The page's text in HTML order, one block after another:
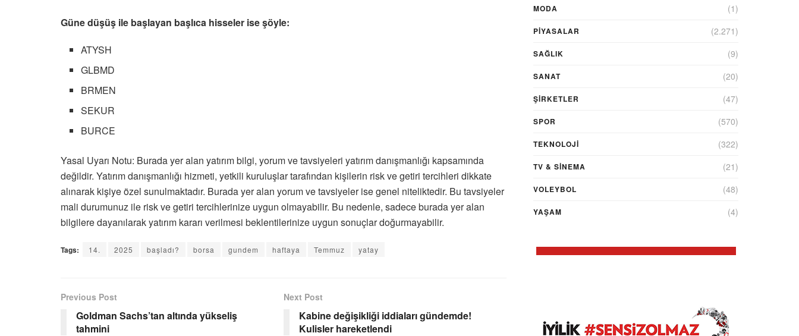
Güne düşüş ile başlayan başlıca hisseler ise şöyle:
ATYSH
GLBMD
BRMEN
SEKUR
BURCE
Yasal Uyarı Notu: Burada yer alan yatırım bilgi, yorum ve tavsiyeleri yatırım danışmanlığı kapsamında
değildir. Yatırım danışmanlığı hizmeti, yetkili kuruluşlar tarafından kişilerin risk ve getiri tercihleri dikkate
alınarak kişiye özel sunulmaktadır. Burada yer alan yorum ve tavsiyeler ise genel niteliktedir. Bu tavsiyeler
mali durumunuz ile risk ve getiri tercihlerinize uygun olmayabilir. Bu nedenle, sadece burada yer alan
bilgilere dayanılarak yatırım kararı verilmesi beklentilerinize uygun sonuçlar doğurmayabilir.
Tags: 14. 2025 başladı? borsa gundem haftaya Temmuz yatay
Previous Post
Goldman Sachs’tan altında yükseliş
tahmini
Next Post
Kabine değişikliği iddiaları gündemde!
Kulisler hareketlendi
MODA (1)
PİYASALAR (2.271)
SAĞLIK (9)
SANAT (20)
ŞIRKETLER (47)
SPOR (570)
TEKNOLOJİ (322)
TV & SINEMA (21)
VOLEYBOL (48)
YAŞAM (4)